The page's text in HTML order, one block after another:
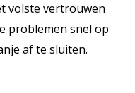
volste vertrouwen
problemen snel op
af te sluiten.